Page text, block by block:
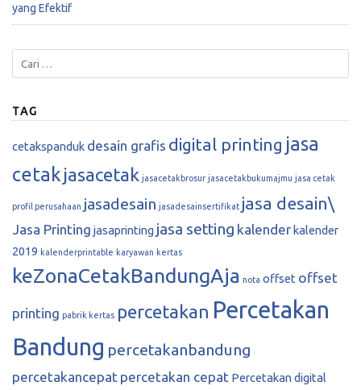
yang Efektif
TAG
cetakspanduk desain grafis digital printing jasa
cetak jasacetak jasacetakbrosur jasacetakbukumajmu jasa cetak
profil perusahaan jasadesain jasadesainsertifikat jasa desain\
Jasa Printing jasaprinting jasa setting kalender kalender
2019 kalenderprintable karyawan kertas
keZonaCetakBandungAja nota offset offset
printing pabrik kertas percetakan Percetakan
Bandung percetakanbandung
percetakancepat percetakan cepat Percetakan digital